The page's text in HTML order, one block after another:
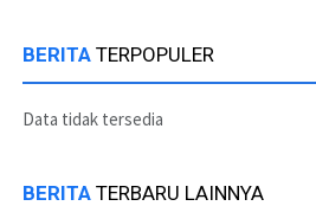
BERITA TERPOPULER
Data tidak tersedia
BERITA TERBARU LAINNYA